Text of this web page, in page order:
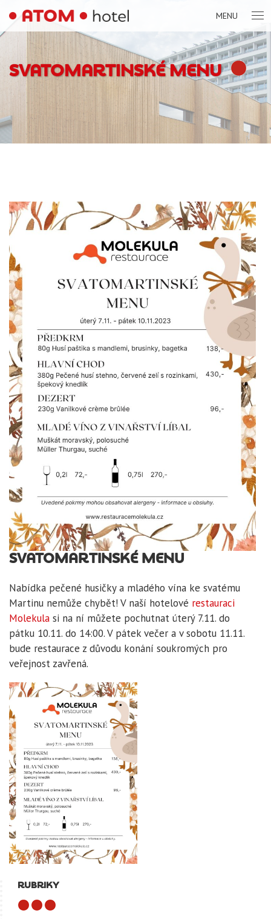
MENU
SVATOMARTINSKÉ MENU
SVATOMARTINSKÉ MENU
Nabídka pečené husičky a mladého vína ke svatému
Martinu nemůže chybět! V naší hotelové restauraci
Molekula si na ní můžete pochutnat úterý 7.11. do
pátku 10.11. do 14:00. V pátek večer a v sobotu 11.11.
bude restaurace z důvodu konání soukromých pro
veřejnost zavřená.
RUBRIKY